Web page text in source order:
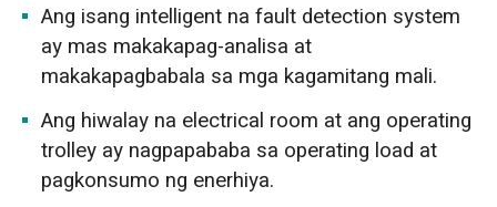
Ang isang intelligent na fault detection system
ay mas makakapag-analisa at
makakapagbabala sa mga kagamitang mali.
Ang hiwalay na electrical room at ang operating
trolley ay nagpapababa sa operating load at
pagkonsumo ng enerhiya.